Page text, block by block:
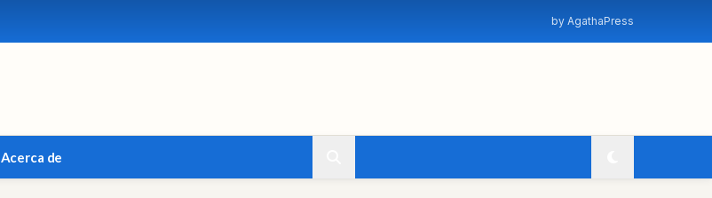
by AgathaPress
Acerca de